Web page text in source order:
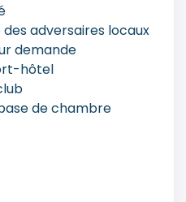
adversaires locaux
demande
hôtel
de chambre